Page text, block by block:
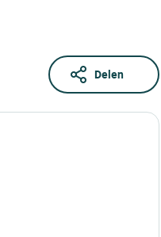
Delen